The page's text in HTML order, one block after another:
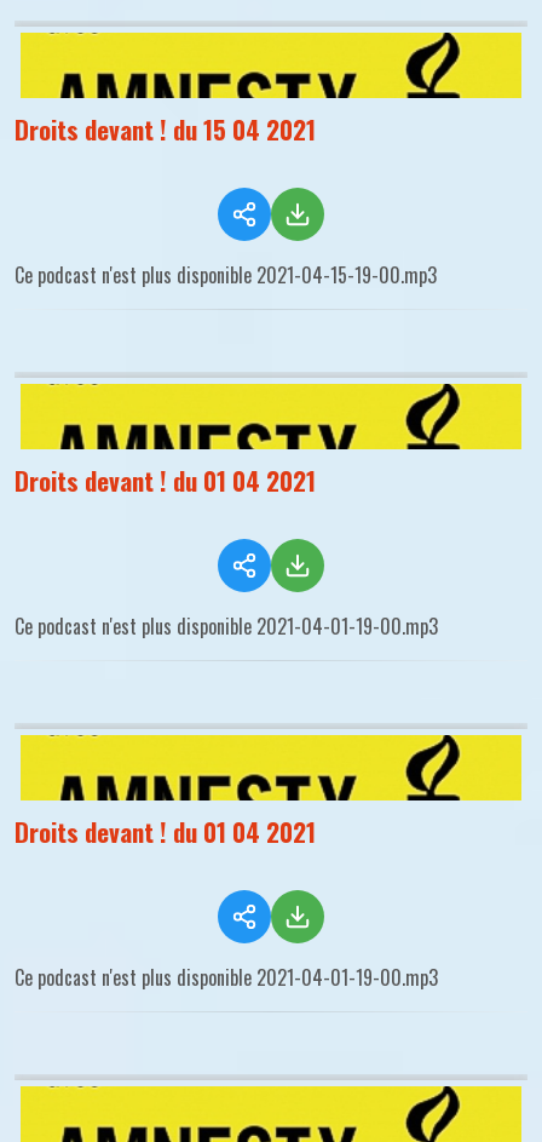
Droits devant ! du 15 04 2021
Ce podcast n'est plus disponible 2021-04-15-19-00.mp3
Droits devant ! du 01 04 2021
Ce podcast n'est plus disponible 2021-04-01-19-00.mp3
Droits devant ! du 01 04 2021
Ce podcast n'est plus disponible 2021-04-01-19-00.mp3